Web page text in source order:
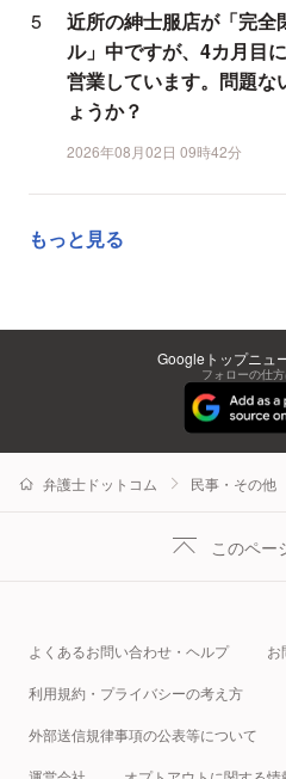
近所の紳士服店が「完全
ル」中ですが、4カ月目
営業しています。問題な
ょうか？
2026年08月02日 09時42分
もっと見る
Googleトップニュ
フォローの仕
弁護士ドットコム 民事・その他
このペー
よくあるお問い合わせ・ヘルプ お
利用規約・プライバシーの考え方
外部送信規律事項の公表等について